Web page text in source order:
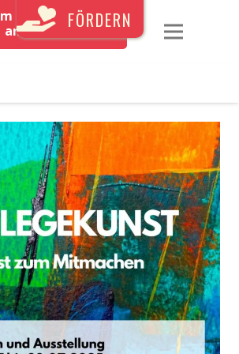
Newsletter
anmeldenFÖRDERN